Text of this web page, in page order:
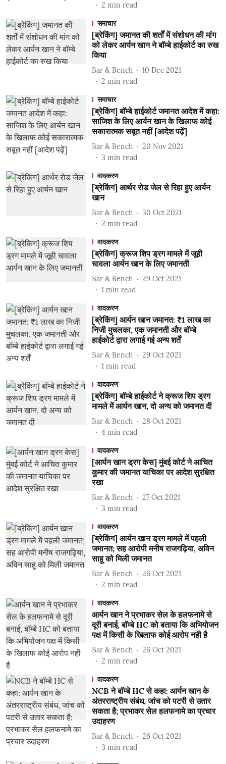
2 min read
समाचार
[ब्रेकिंग] जमानत की शर्तों में संशोधन की मांग
को लेकर आर्यन खान ने बॉम्बे हाईकोर्ट का रुख
किया
Bar & Bench
10 Dec 2021
2 min read
समाचार
[ब्रेकिंग] बॉम्बे हाईकोर्ट जमानत आदेश में कहा:
साजिश के लिए आर्यन खान के खिलाफ कोई
सकारात्मक सबूत नहीं [आदेश पढ़ें]
Bar & Bench
20 Nov 2021
3 min read
वादकरण
[ब्रेकिंग] आर्थर रोड जेल से रिहा हुए आर्यन
खान
Bar & Bench
30 Oct 2021
2 min read
वादकरण
[ब्रेकिंग] क्रूज शिप ड्रग मामले में जूही
चावला आर्यन खान के लिए जमानती
Bar & Bench
29 Oct 2021
1 min read
वादकरण
[ब्रेकिंग] आर्यन खान जमानत: ₹1 लाख का
निजी मुचलका, एक जमानती और बॉम्बे
हाईकोर्ट द्वारा लगाई गई अन्य शर्तें
Bar & Bench
29 Oct 2021
1 min read
वादकरण
[ब्रेकिंग] बॉम्बे हाईकोर्ट ने क्रूज शिप ड्रग
मामले में आर्यन खान, दो अन्य को जमानत दी
Bar & Bench
28 Oct 2021
4 min read
वादकरण
[आर्यन खान ड्रग केस] मुंबई कोर्ट ने आचित
कुमार की जमानत याचिका पर आदेश सुरक्षित
रखा
Bar & Bench
27 Oct 2021
3 min read
वादकरण
[ब्रेकिंग] आर्यन खान ड्रग मामले में पहली
जमानत; सह आरोपी मनीष राजगढ़िया, अविन
साहू को मिली जमानत
Bar & Bench
26 Oct 2021
2 min read
वादकरण
आर्यन खान ने प्रभाकर सेल के हलफनामे से
दूरी बनाई, बॉम्बे HC को बताया कि अभियोजन
पक्ष में किसी के खिलाफ कोई आरोप नही है
Bar & Bench
26 Oct 2021
2 min read
वादकरण
NCB ने बॉम्बे HC से कहा: आर्यन खान के
अंतरराष्ट्रीय संबंध, जांच को पटरी से उतार
सकता है; प्रभाकर सेल हलफनामे का प्रचार
उदाहरण
Bar & Bench
26 Oct 2021
3 min read